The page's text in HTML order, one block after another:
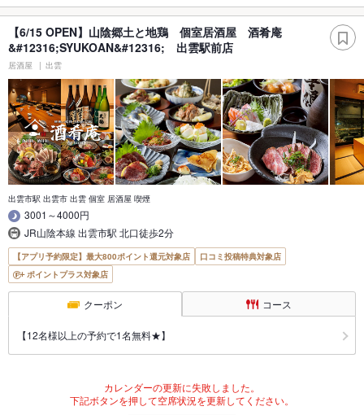
【6/15 OPEN】山陰郷土と地鶏 個室居酒屋 酒肴庵
&#12316;SYUKOAN&#12316; 出雲駅前店
居酒屋 出雲
出雲市駅 出雲市 出雲 個室 居酒屋 喫煙
3001～4000円
JR山陰本線 出雲市駅 北口徒歩2分
【アプリ予約限定】最大800ポイント還元対象店
口コミ投稿特典対象店
ポイントプラス対象店
クーポン コース
【12名様以上の予約で1名無料★】
カレンダーの更新に失敗しました。
下記ボタンを押して空席状況を更新してください。